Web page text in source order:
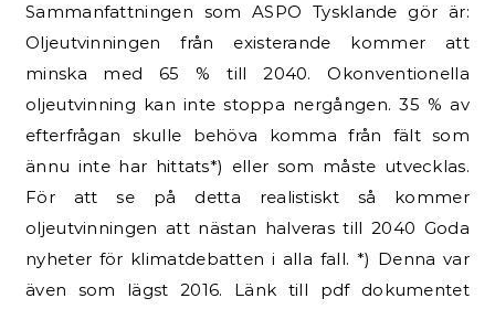
Sammanfattningen som ASPO Tysklande gör är:
Oljeutvinningen från existerande kommer att
minska med 65 % till 2040. Okonventionella
oljeutvinning kan inte stoppa nergången. 35 % av
efterfrågan skulle behöva komma från fält som
ännu inte har hittats*) eller som måste utvecklas.
För att se på detta realistiskt så kommer
oljeutvinningen att nästan halveras till 2040 Goda
nyheter för klimatdebatten i alla fall. *) Denna var
även som lägst 2016. Länk till pdf dokumentet